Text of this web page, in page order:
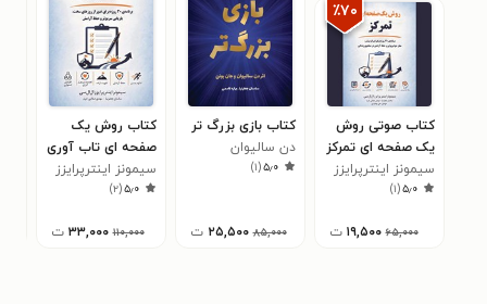
٪۷۰
کتاب صوتی روش
یک صفحه‌ ای تمرکز
سیمونز اینترپرایزز
۵٫۰(۱)
۶۵,۰۰۰ ۱۹,۵۰۰ ت
کتاب بازی بزرگ‌ تر
دن سالیوان
۵٫۰(۱)
۸۵,۰۰۰ ۲۵,۵۰۰ ت
کتاب روش یک‌
صفحه‌ ای تاب‌ آوری
سیمونز اینترپرایزز
۵٫۰(۲)
۱۱۰,۰۰۰ ۳۳,۰۰۰ ت